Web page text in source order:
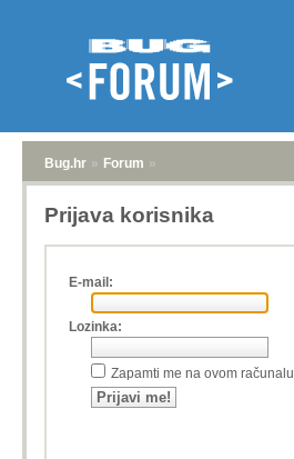
Bug.hr » Forum »
Prijava korisnika
E-mail:
Lozinka:
Zapamti me na ovom računalu